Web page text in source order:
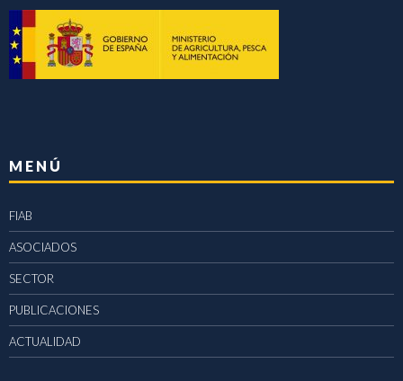
MENÚ
FIAB
ASOCIADOS
SECTOR
PUBLICACIONES
ACTUALIDAD